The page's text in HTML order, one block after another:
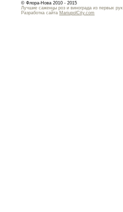
© Флора-Нова 2010 - 2015
Лучшие саженцы роз и винограда из первых рук
Разработка сайта MariupolCity.com